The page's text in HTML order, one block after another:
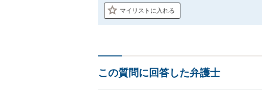
マイリストに入れる
この質問に回答した弁護士